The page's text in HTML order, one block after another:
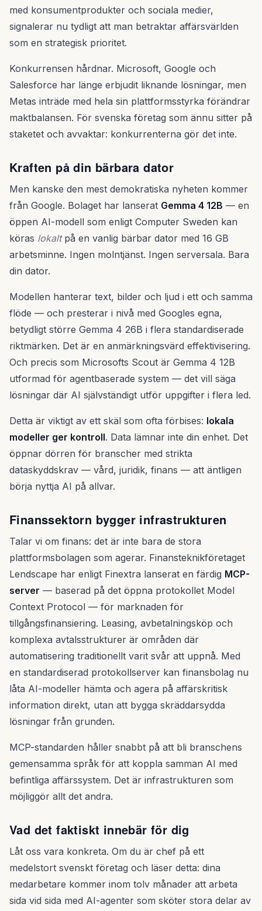
med konsumentprodukter och sociala medier,
signalerar nu tydligt att man betraktar affärsvärlden
som en strategisk prioritet.
Konkurrensen hårdnar. Microsoft, Google och
Salesforce har länge erbjudit liknande lösningar, men
Metas inträde med hela sin plattformsstyrka förändrar
maktbalansen. För svenska företag som ännu sitter på
staketet och avvaktar: konkurrenterna gör det inte.
Kraften på din bärbara dator
Men kanske den mest demokratiska nyheten kommer
från Google. Bolaget har lanserat Gemma 4 12B — en
öppen AI-modell som enligt Computer Sweden kan
köras lokaltpå en vanlig bärbar dator med 16 GB
arbetsminne. Ingen molntjänst. Ingen serversala. Bara
din dator.
Modellen hanterar text, bilder och ljud i ett och samma
flöde — och presterar i nivå med Googles egna,
betydligt större Gemma 4 26B i flera standardiserade
riktmärken. Det är en anmärkningsvärd effektivisering.
Och precis som Microsofts Scout är Gemma 4 12B
utformad för agentbaserade system — det vill säga
lösningar där AI självständigt utför uppgifter i flera led.
Detta är viktigt av ett skäl som ofta förbises: lokala
modeller ger kontroll. Data lämnar inte din enhet. Det
öppnar dörren för branscher med strikta
dataskyddskrav — vård, juridik, finans — att äntligen
börja nyttja AI på allvar.
Finanssektorn bygger infrastrukturen
Talar vi om finans: det är inte bara de stora
plattformsbolagen som agerar. Finansteknikföretaget
Lendscape har enligt Finextra lanserat en färdig MCP-
server — baserad på det öppna protokollet Model
Context Protocol — för marknaden för
tillgångsfinansiering. Leasing, avbetalningsköp och
komplexa avtalsstrukturer är områden där
automatisering traditionellt varit svår att uppnå. Med
en standardiserad protokollserver kan finansbolag nu
låta AI-modeller hämta och agera på affärskritisk
information direkt, utan att bygga skräddarsydda
lösningar från grunden.
MCP-standarden håller snabbt på att bli branschens
gemensamma språk för att koppla samman AI med
befintliga affärssystem. Det är infrastrukturen som
möjliggör allt det andra.
Vad det faktiskt innebär för dig
Låt oss vara konkreta. Om du är chef på ett
medelstort svenskt företag och läser detta: dina
medarbetare kommer inom tolv månader att arbeta
sida vid sida med AI-agenter som sköter stora delar av